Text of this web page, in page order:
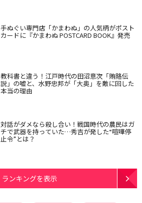
手ぬぐい専門店「かまわぬ」の人気柄がポスト
カードに『かまわぬ POSTCARD BOOK』発売
教科書と違う！江戸時代の田沼意次「賄賂伝
説」の嘘と、水野忠邦が「大奥」を敵に回した
本当の理由
対話がダメなら殺し合い！戦国時代の農民はガ
チで武器を持っていた…秀吉が発した“喧嘩停
止令”とは？
ランキングを表示